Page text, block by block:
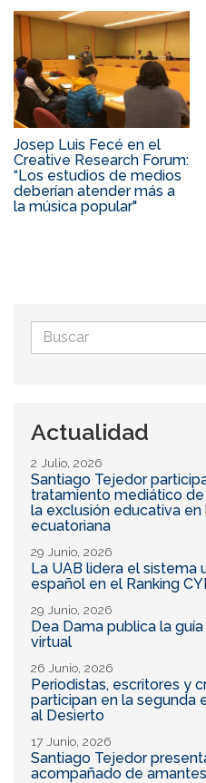
Josep Luis Fecé en el
Creative Research Forum:
“Los estudios de medios
deberían atender más a
la música popular"
Formulario
de
Actualidad
2 Julio, 2026
Santiago Tejedor
tratamiento mediático
la exclusión educativa en
ecuatoriana
29 Junio, 2026
La UAB lidera el sistema
español en el Ranking
29 Junio, 2026
Dea Dama publica la
virtual
26 Junio, 2026
Periodistas, escritores y
participan en la segunda
al Desierto
17 Junio, 2026
Santiago Tejedor
acompañado de